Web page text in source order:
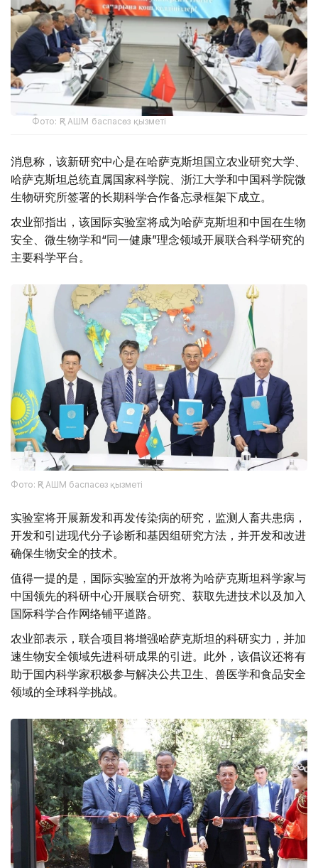
Фото: ҚР АШМ баспасөз қызметі
消息称，该新研究中心是在哈萨克斯坦国立农业研究大学、
哈萨克斯坦总统直属国家科学院、浙江大学和中国科学院微
生物研究所签署的长期科学合作备忘录框架下成立。
农业部指出，该国际实验室将成为哈萨克斯坦和中国在生物
安全、微生物学和“同一健康”理念领域开展联合科学研究的
主要科学平台。
Фото: ҚР АШМ баспасөз қызметі
实验室将开展新发和再发传染病的研究，监测人畜共患病，
开发和引进现代分子诊断和基因组研究方法，并开发和改进
确保生物安全的技术。
值得一提的是，国际实验室的开放将为哈萨克斯坦科学家与
中国领先的科研中心开展联合研究、获取先进技术以及加入
国际科学合作网络铺平道路。
农业部表示，联合项目将增强哈萨克斯坦的科研实力，并加
速生物安全领域先进科研成果的引进。此外，该倡议还将有
助于国内科学家积极参与解决公共卫生、兽医学和食品安全
领域的全球科学挑战。